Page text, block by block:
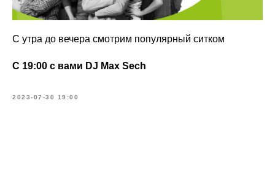
С утра до вечера смотрим популярный ситком
С 19:00 с вами DJ Max Sech
2023-07-30 19:00